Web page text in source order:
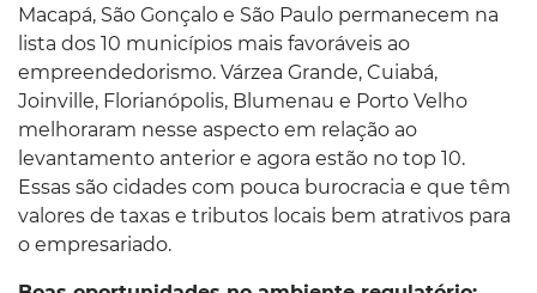
Macapá, São Gonçalo e São Paulo permanecem na
lista dos 10 municípios mais favoráveis ao
empreendedorismo. Várzea Grande, Cuiabá,
Joinville, Florianópolis, Blumenau e Porto Velho
melhoraram nesse aspecto em relação ao
levantamento anterior e agora estão no top 10.
Essas são cidades com pouca burocracia e que têm
valores de taxas e tributos locais bem atrativos para
o empresariado.